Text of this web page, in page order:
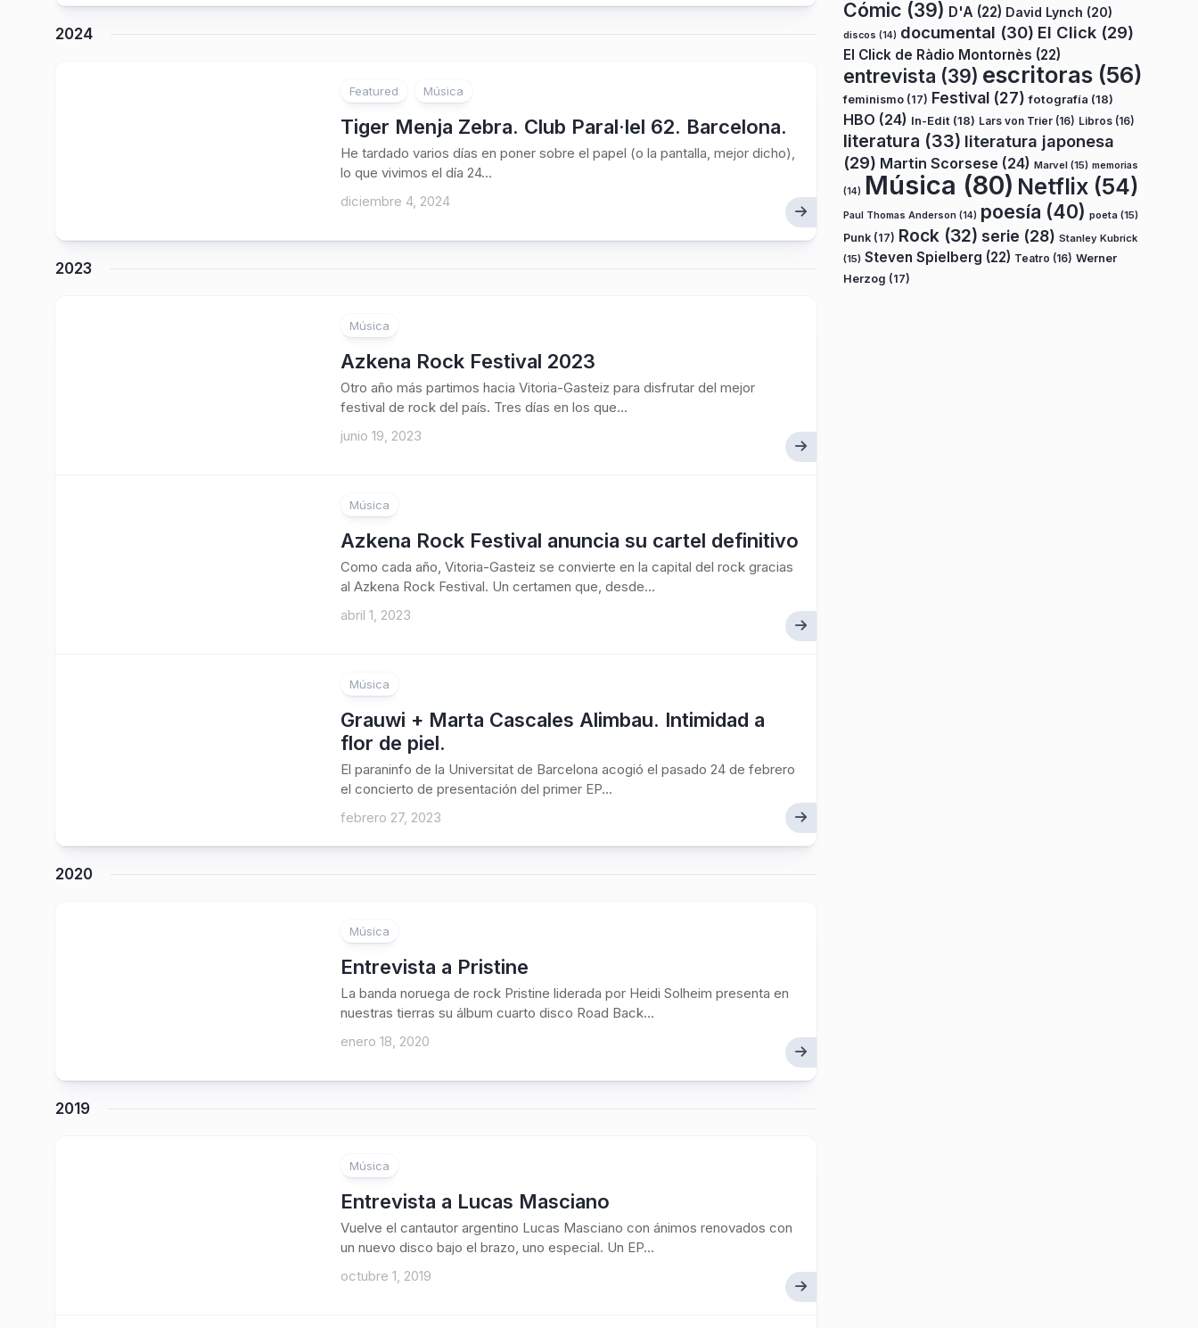
2024
Featured Música
Tiger Menja Zebra. Club Paral·lel 62. Barcelona.
He tardado varios días en poner sobre el papel (o la pantalla, mejor dicho),
lo que vivimos el día 24...
diciembre 4, 2024
2023
Música
Azkena Rock Festival 2023
Otro año más partimos hacia Vitoria-Gasteiz para disfrutar del mejor
festival de rock del país. Tres días en los que...
junio 19, 2023
Música
Azkena Rock Festival anuncia su cartel definitivo
Como cada año, Vitoria-Gasteiz se convierte en la capital del rock gracias
al Azkena Rock Festival. Un certamen que, desde...
abril 1, 2023
Música
Grauwi + Marta Cascales Alimbau. Intimidad a
flor de piel.
El paraninfo de la Universitat de Barcelona acogió el pasado 24 de febrero
el concierto de presentación del primer EP...
febrero 27, 2023
2020
Música
Entrevista a Pristine
La banda noruega de rock Pristine liderada por Heidi Solheim presenta en
nuestras tierras su álbum cuarto disco Road Back...
enero 18, 2020
2019
Música
Entrevista a Lucas Masciano
Vuelve el cantautor argentino Lucas Masciano con ánimos renovados con
un nuevo disco bajo el brazo, uno especial. Un EP...
octubre 1, 2019
Cómic (39) D'A (22) David Lynch (20)
discos (14) documental (30) El Click (29)
El Click de Ràdio Montornès (22)
entrevista (39) escritoras (56)
feminismo (17) Festival (27) fotografía (18)
HBO (24) In-Edit (18) Lars von Trier (16) Libros (16)
literatura (33) literatura japonesa
(29) Martin Scorsese (24) Marvel (15) memorias
(14) Música (80) Netflix (54)
Paul Thomas Anderson (14) poesía (40) poeta (15)
Punk (17) Rock (32) serie (28) Stanley Kubrick
(15) Steven Spielberg (22) Teatro (16) Werner
Herzog (17)